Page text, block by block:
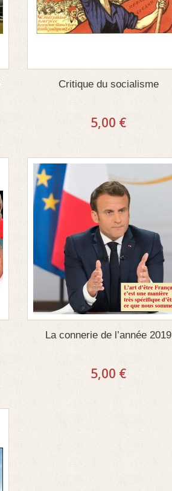
Critique du socialisme
5,00 €
La connerie de l’année 2019
5,00 €